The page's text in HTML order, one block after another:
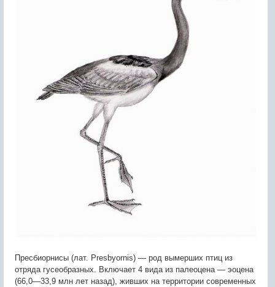
Пресбиорнисы (лат. Presbyornis) — род вымерших птиц из
отряда гусеобразных. Включает 4 вида из палеоцена — эоцена
(66,0—33,9 млн лет назад), живших на территории современных